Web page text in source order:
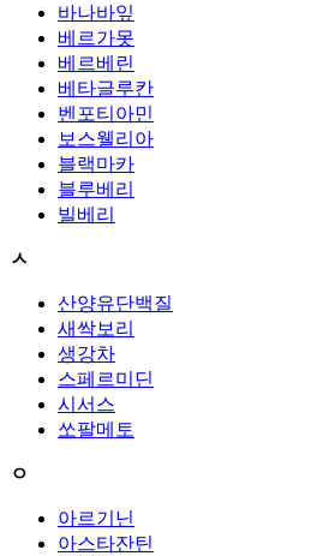
바나바잎
베르가못
베르베린
베타글루칸
벤포티아민
보스웰리아
블랙마카
블루베리
빌베리
ㅅ
산양유단백질
새싹보리
생강차
스페르미딘
시서스
쏘팔메토
ㅇ
아르기닌
아스타잔틴